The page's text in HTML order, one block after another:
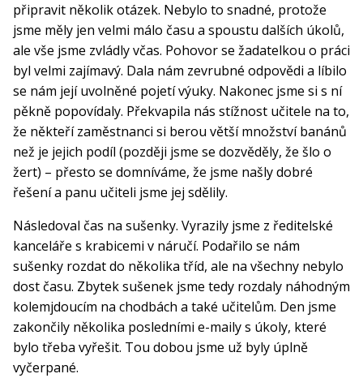
připravit několik otázek. Nebylo to snadné, protože
jsme měly jen velmi málo času a spoustu dalších úkolů,
ale vše jsme zvládly včas. Pohovor se žadatelkou o práci
byl velmi zajímavý. Dala nám zevrubné odpovědi a líbilo
se nám její uvolněné pojetí výuky. Nakonec jsme si s ní
pěkně popovídaly. Překvapila nás stížnost učitele na to,
že někteří zaměstnanci si berou větší množství banánů
než je jejich podíl (později jsme se dozvěděly, že šlo o
žert) – přesto se domníváme, že jsme našly dobré
řešení a panu učiteli jsme jej sdělily.
Následoval čas na sušenky. Vyrazily jsme z ředitelské
kanceláře s krabicemi v náručí. Podařilo se nám
sušenky rozdat do několika tříd, ale na všechny nebylo
dost času. Zbytek sušenek jsme tedy rozdaly náhodným
kolemjdoucím na chodbách a také učitelům. Den jsme
zakončily několika posledními e-maily s úkoly, které
bylo třeba vyřešit. Tou dobou jsme už byly úplně
vyčerpané.